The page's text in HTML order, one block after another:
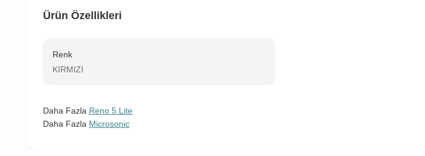
Ürün Özellikleri
Renk
KIRMIZI
Daha Fazla Reno 5 Lite
Daha Fazla Microsonic